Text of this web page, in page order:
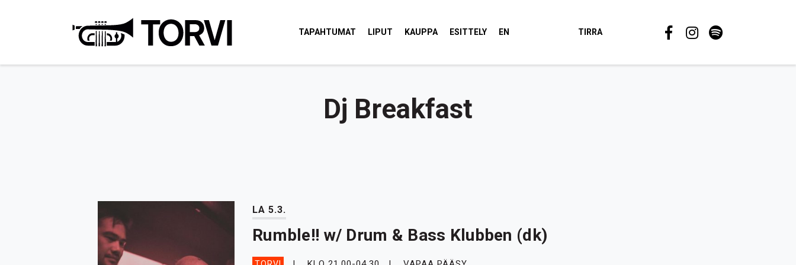
TAPAHTUMAT LIPUT KAUPPA ESITTELY EN TIRRA
Dj Breakfast
LA 5.3.
Rumble!! w/ Drum & Bass Klubben (dk)